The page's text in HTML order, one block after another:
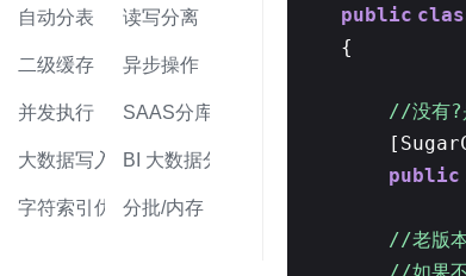
自动分表 读写分离
二级缓存 异步操作
并发执行 SAAS分库
大数据写入 BI 大数据分析
字符索引优化分批/内存
public
{
//没有
public
//老版